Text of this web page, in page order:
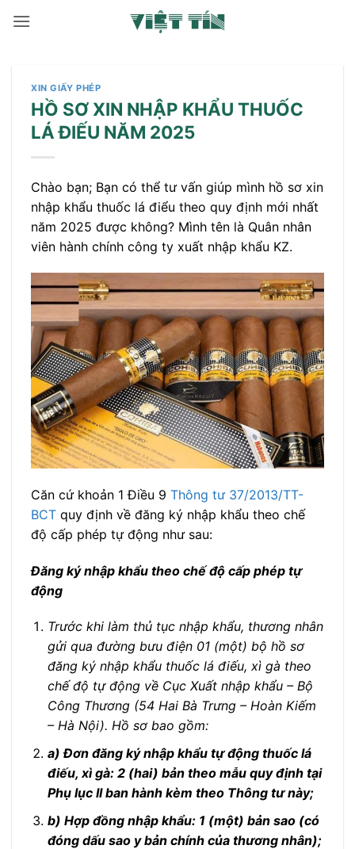
qua
XIN GIẤY PHÉP
HỒ SƠ XIN NHẬP KHẨU THUỐC
LÁ ĐIẾU NĂM 2025
Chào bạn; Bạn có thể tư vấn giúp mình hồ sơ xin
nhập khẩu thuốc lá điểu theo quy định mới nhất
năm 2025 được không? Mình tên là Quân nhân
viên hành chính công ty xuất nhập khẩu KZ.
Căn cứ khoản 1 Điều 9 Thông tư 37/2013/TT-
BCT quy định về đăng ký nhập khẩu theo chế
độ cấp phép tự động như sau:
Đăng ký nhập khẩu theo chế độ cấp phép tự
động
Trước khi làm thủ tục nhập khẩu, thương nhân
gửi qua đường bưu điện 01 (một) bộ hồ sơ
đăng ký nhập khẩu thuốc lá điếu, xì gà theo
chế độ tự động về Cục Xuất nhập khẩu – Bộ
Công Thương (54 Hai Bà Trưng – Hoàn Kiếm
– Hà Nội). Hồ sơ bao gồm:
a) Đơn đăng ký nhập khẩu tự động thuốc lá
điếu, xì gà: 2 (hai) bản theo mẫu quy định tại
Phụ lục II ban hành kèm theo Thông tư này;
b) Hợp đồng nhập khẩu: 1 (một) bản sao (có
đóng dấu sao y bản chính của thương nhân);